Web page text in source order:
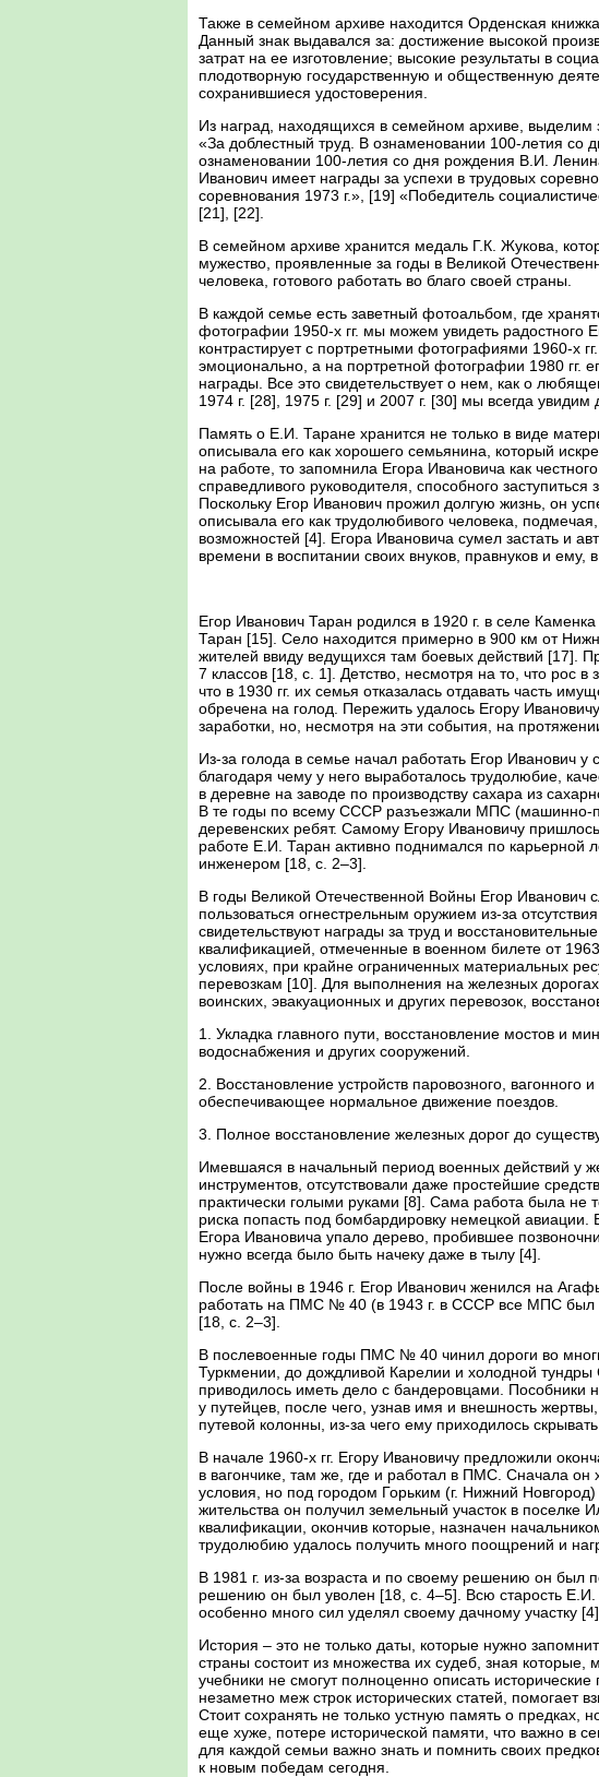
Также в семейном архиве находится Орденская
Данный знак выдавался за: достижение высокой
затрат на ее изготовление; высокие результаты в
плодотворную государственную и общественную
сохранившиеся удостоверения.
Из наград, находящихся в семейном архиве, выделим
«За доблестный труд. В ознаменовании 100-летия со
ознаменовании 100-летия со дня рождения В.И.
Иванович имеет награды за успехи в трудовых
соревнования 1973 г.», [19] «Победитель
[21], [22].
В семейном архиве хранится медаль Г.К. Жукова,
мужество, проявленные за годы в Великой
человека, готового работать во благо своей страны.
В каждой семье есть заветный фотоальбом, где
фотографии 1950-х гг. мы можем увидеть радостного
контрастирует с портретными фотографиями 1960-х
эмоционально, а на портретной фотографии 1980 гг.
награды. Все это свидетельствует о нем, как о
1974 г. [28], 1975 г. [29] и 2007 г. [30] мы всегда увидим
Память о Е.И. Таране хранится не только в виде
описывала его как хорошего семьянина, который
на работе, то запомнила Егора Ивановича как
справедливого руководителя, способного
Поскольку Егор Иванович прожил долгую жизнь, он
описывала его как трудолюбивого человека,
возможностей [4]. Егора Ивановича сумел застать и
времени в воспитании своих внуков, правнуков и ему, в
Егор Иванович Таран родился в 1920 г. в селе
Таран [15]. Село находится примерно в 900 км от
жителей ввиду ведущихся там боевых действий [17].
7 классов [18, c. 1]. Детство, несмотря на то, что рос
что в 1930 гг. их семья отказалась отдавать часть
обречена на голод. Пережить удалось Егору
заработки, но, несмотря на эти события, на
Из-за голода в семье начал работать Егор Иванович
благодаря чему у него выработалось трудолюбие,
в деревне на заводе по производству сахара из
В те годы по всему СССР разъезжали МПС (машинно-
деревенских ребят. Самому Егору Ивановичу
работе Е.И. Таран активно поднимался по карьерной
инженером [18, c. 2–3].
В годы Великой Отечественной Войны Егор Иванович
пользоваться огнестрельным оружием из-за
свидетельствуют награды за труд и
квалификацией, отмеченные в военном билете от
условиях, при крайне ограниченных материальных
перевозкам [10]. Для выполнения на железных
воинских, эвакуационных и других перевозок,
1. Укладка главного пути, восстановление мостов и
водоснабжения и других сооружений.
2. Восстановление устройств паровозного, вагонного
обеспечивающее нормальное движение поездов.
3. Полное восстановление железных дорог до
Имевшаяся в начальный период военных действий у
инструментов, отсутствовали даже простейшие
практически голыми руками [8]. Сама работа была не
риска попасть под бомбардировку немецкой
Егора Ивановича упало дерево, пробившее
нужно всегда было быть начеку даже в тылу [4].
После войны в 1946 г. Егор Иванович женился на
работать на ПМС № 40 (в 1943 г. в СССР все МПС был
[18, c. 2–3].
В послевоенные годы ПМС № 40 чинил дороги во
Туркмении, до дождливой Карелии и холодной тундры
приводилось иметь дело с бандеровцами. Пособники
у путейцев, после чего, узнав имя и внешность
путевой колонны, из-за чего ему приходилось
В начале 1960-х гг. Егору Ивановичу предложили
в вагончике, там же, где и работал в ПМС. Сначала он
условия, но под городом Горьким (г. Нижний
жительства он получил земельный участок в
квалификации, окончив которые, назначен
трудолюбию удалось получить много поощрений и
В 1981 г. из-за возраста и по своему решению он был
решению он был уволен [18, c. 4–5]. Всю старость
особенно много сил уделял своему дачному участку
История – это не только даты, которые нужно
страны состоит из множества их судеб, зная
учебники не смогут полноценно описать
незаметно меж строк исторических статей, помогает
Стоит сохранять не только устную память о предках,
еще хуже, потере исторической памяти, что важно в
для каждой семьи важно знать и помнить своих
к новым победам сегодня.